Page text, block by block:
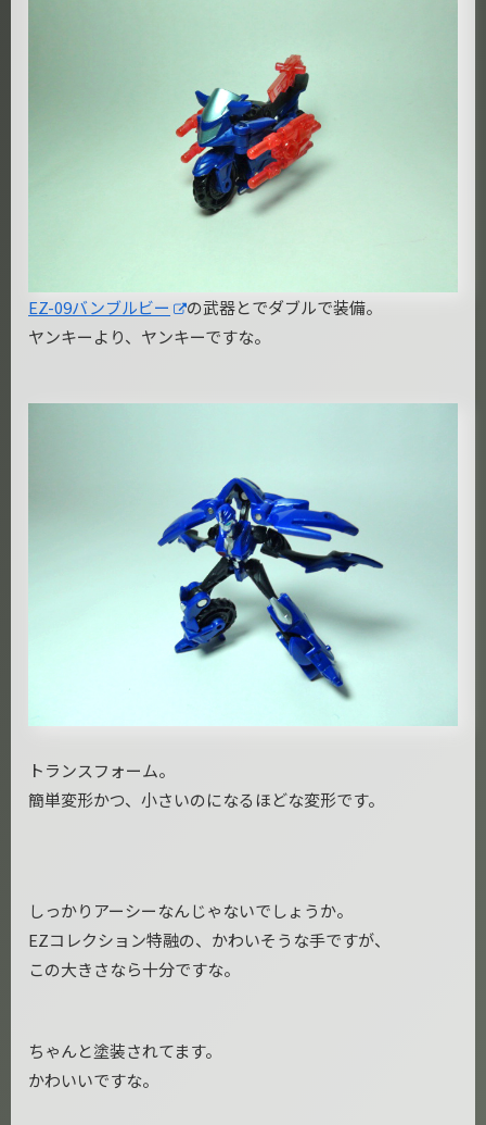
EZ-09バンブルビー
の武器とでダブルで装備。
ヤンキーより、ヤンキーですな。
トランスフォーム。
簡単変形かつ、小さいのになるほどな変形です。
しっかりアーシーなんじゃないでしょうか。
EZコレクション特融の、かわいそうな手ですが、
この大きさなら十分ですな。
ちゃんと塗装されてます。
かわいいですな。